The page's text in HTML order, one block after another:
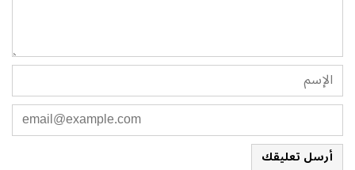
أرسل تعليقك